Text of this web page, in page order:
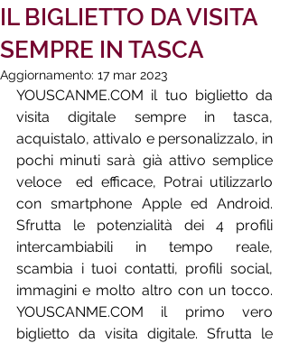
IL BIGLIETTO DA VISITA
SEMPRE IN TASCA
Aggiornamento: 17 mar 2023
YOUSCANME.COM il tuo biglietto da
visita digitale sempre in tasca,
acquistalo, attivalo e personalizzalo, in
pochi minuti sarà già attivo semplice
veloce  ed efficace, Potrai utilizzarlo
con smartphone Apple ed Android.
Sfrutta le potenzialità dei 4 profili
intercambiabili in tempo reale,
scambia i tuoi contatti, profili social,
immagini e molto altro con un tocco.
YOUSCANME.COM il primo vero
biglietto da visita digitale. Sfrutta le